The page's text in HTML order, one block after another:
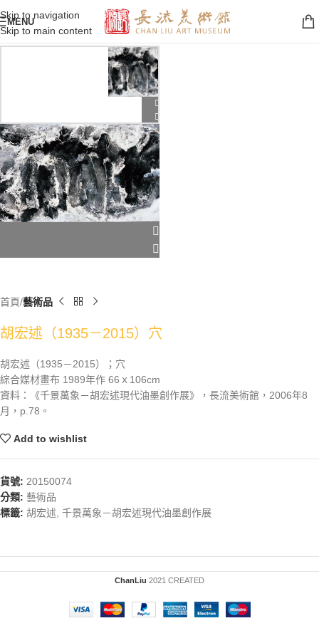
Skip to navigation
Skip to main content
MENU
首頁 藝術品
胡宏述（1935－2015）穴
胡宏述（1935－2015）；穴
綜合媒材畫布 1989年作 66ｘ106cm
資料：《千景萬象－胡宏述現代油墨創作展》，長流美術館，2006年8
月，p.78。
Add to wishlist
貨號: 20150074
分類: 藝術品
標籤: 胡宏述 千景萬象－胡宏述現代油墨創作展
ChanLiu 2021 CREATED